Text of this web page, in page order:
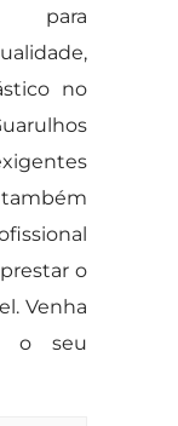
para
no
o
Venha
o seu